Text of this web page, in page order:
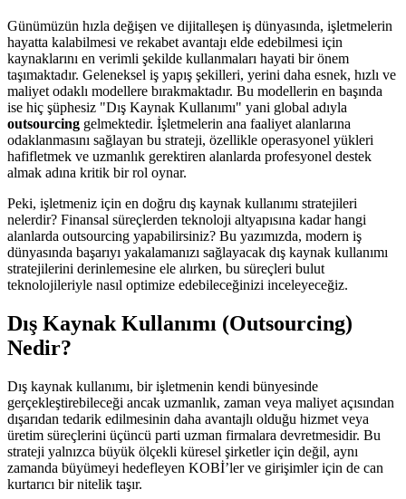
Günümüzün hızla değişen ve dijitalleşen iş dünyasında, işletmelerin
hayatta kalabilmesi ve rekabet avantajı elde edebilmesi için
kaynaklarını en verimli şekilde kullanmaları hayati bir önem
taşımaktadır. Geleneksel iş yapış şekilleri, yerini daha esnek, hızlı ve
maliyet odaklı modellere bırakmaktadır. Bu modellerin en başında
ise hiç şüphesiz "Dış Kaynak Kullanımı" yani global adıyla
outsourcing gelmektedir. İşletmelerin ana faaliyet alanlarına
odaklanmasını sağlayan bu strateji, özellikle operasyonel yükleri
hafifletmek ve uzmanlık gerektiren alanlarda profesyonel destek
almak adına kritik bir rol oynar.
Peki, işletmeniz için en doğru dış kaynak kullanımı stratejileri
nelerdir? Finansal süreçlerden teknoloji altyapısına kadar hangi
alanlarda outsourcing yapabilirsiniz? Bu yazımızda, modern iş
dünyasında başarıyı yakalamanızı sağlayacak dış kaynak kullanımı
stratejilerini derinlemesine ele alırken, bu süreçleri bulut
teknolojileriyle nasıl optimize edebileceğinizi inceleyeceğiz.
Dış Kaynak Kullanımı (Outsourcing)
Nedir?
Dış kaynak kullanımı, bir işletmenin kendi bünyesinde
gerçekleştirebileceği ancak uzmanlık, zaman veya maliyet açısından
dışarıdan tedarik edilmesinin daha avantajlı olduğu hizmet veya
üretim süreçlerini üçüncü parti uzman firmalara devretmesidir. Bu
strateji yalnızca büyük ölçekli küresel şirketler için değil, aynı
zamanda büyümeyi hedefleyen KOBİ’ler ve girişimler için de can
kurtarıcı bir nitelik taşır.